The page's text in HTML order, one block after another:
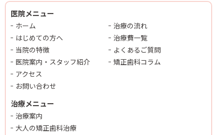
医院メニュー
ホーム
はじめての方へ
当院の特徴
医院案内・スタッフ紹介
治療の流れ
治療費一覧
よくあるご質問
矯正歯科コラム
アクセス
お問い合わせ
治療メニュー
治療案内
大人の矯正歯科治療